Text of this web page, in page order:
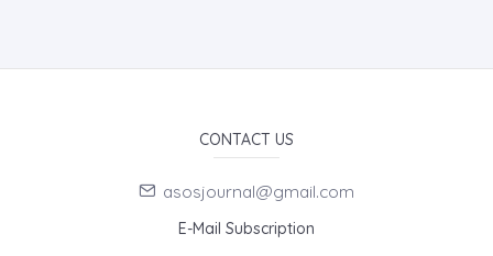
CONTACT US
asosjournal@gmail.com
E-Mail Subscription